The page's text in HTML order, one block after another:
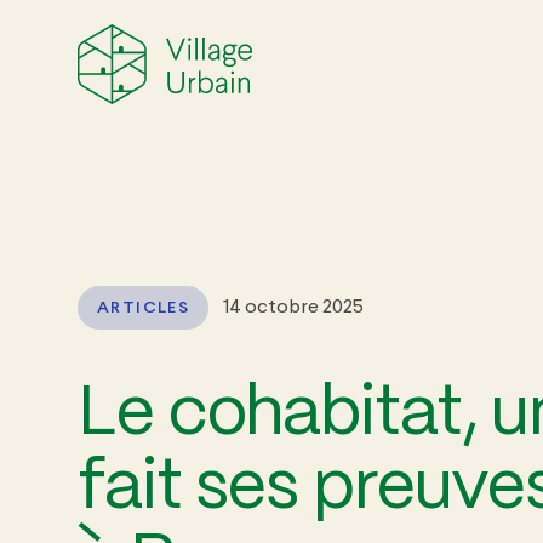
GUIDES 27 août 2025 GUIDES
Acheter un logement dans
Un Village à Lachine – Les
étapes
Pour
ARTICLES 14 octobre 2025
Le cohabitat,
fait ses